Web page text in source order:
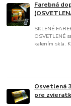
Farebná
SKLENÉ
OSVETLENÉ
kalením skla.
Osvetlená
pre